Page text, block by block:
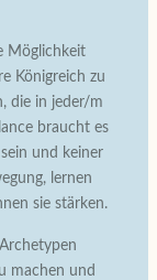
Möglichkeit
Königreich zu
die in jeder/m
braucht es
und keiner
lernen
sie stärken.
machen und